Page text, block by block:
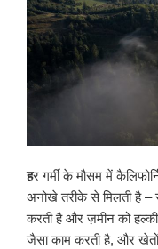
हर गर्मी के मौसम में
अनोखे तरीके से मिलती है –
करती है और ज़मीन को
जैसा काम करती है, और खेतों